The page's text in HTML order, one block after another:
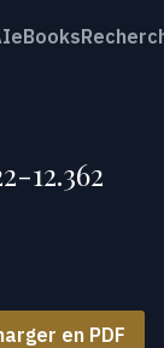
eBooks
12.362
en PDF